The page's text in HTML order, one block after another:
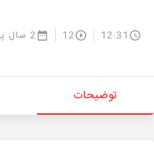
12:31
12 2 سال پیش
توضیحات